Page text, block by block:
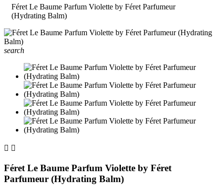
Féret Le Baume Parfum Violette by Féret Parfumeur
(Hydrating Balm)
search
 
Féret Le Baume Parfum Violette by Féret
Parfumeur (Hydrating Balm)